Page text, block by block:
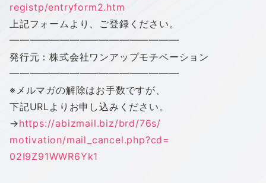
registp/entryform2.htm
上記フォームより、ご登録ください。
━━━━━━━━━━━━━━━━━
発行元：株式会社ワンアップモチベーション
━━━━━━━━━━━━━━━━━
※メルマガの解除はお手数ですが、
下記URLよりお申し込みください。
→https://abizmail.biz/brd/76s/
motivation/mail_cancel.php?cd=
02I9Z91WWR6Yk1